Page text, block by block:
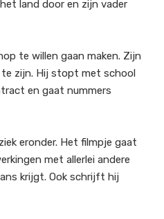
land door en zijn vader
te willen gaan maken. Zijn
te zijn. Hij stopt met school
en gaat nummers
eronder. Het filmpje gaat
met allerlei andere
krijgt. Ook schrijft hij